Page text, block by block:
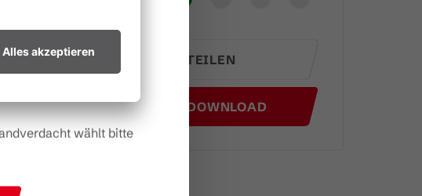
TEILEN
GPX DOWNLOAD
rücksichtsvollen
nicht in trockenes
entzünden.
wählt bitte